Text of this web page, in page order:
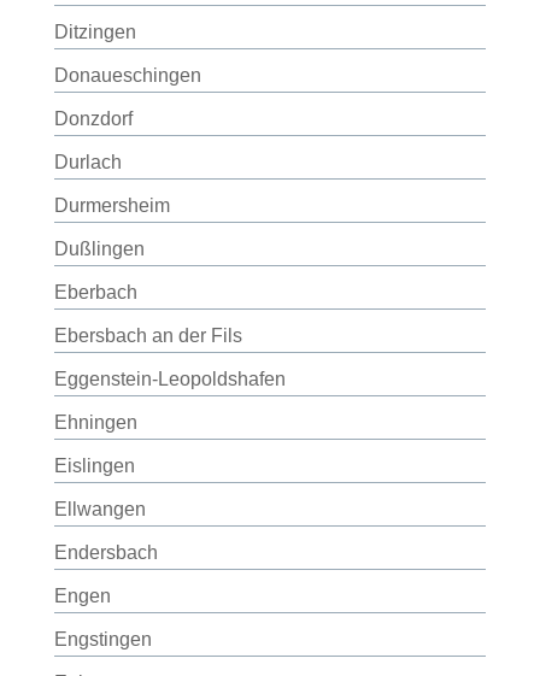
Ditzingen
Donaueschingen
Donzdorf
Durlach
Durmersheim
Dußlingen
Eberbach
Ebersbach an der Fils
Eggenstein-Leopoldshafen
Ehningen
Eislingen
Ellwangen
Endersbach
Engen
Engstingen